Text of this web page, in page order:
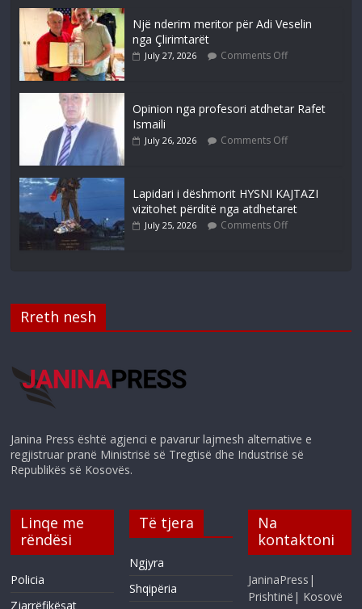
Një nderim meritor për Adi Veselin
nga Çlirimtarët
July 27, 2026 Comments Off
Opinion nga profesori atdhetar Rafet
Ismaili
July 26, 2026 Comments Off
Lapidari i dëshmorit HYSNI KAJTAZI
vizitohet përditë nga atdhetaret
July 25, 2026 Comments Off
Rreth nesh
Janina Press është agjenci e pavarur lajmesh alternative e
regjistruar pranë Ministrisë së Tregtisë dhe Industrisë së
Republikës së Kosovës.
Linqe me
rëndësi
Policia
Zjarrëfikësat
Të tjera
Ngjyra
Shqipëria
Na
kontaktoni
JaninaPress|
Prishtinë| Kosovë